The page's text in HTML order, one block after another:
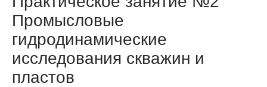
Промысловые
гидродинамические
исследования скважин и
пластов